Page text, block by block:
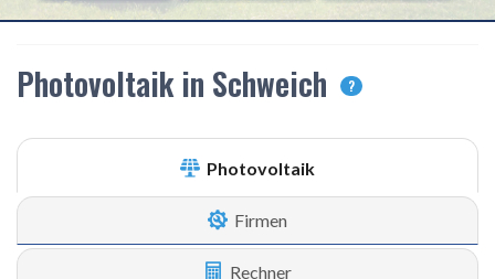
Photovoltaik in Schweich ?
Photovoltaik
Firmen
Rechner